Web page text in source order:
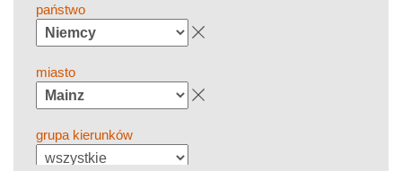
państwo
miasto
grupa kierunków